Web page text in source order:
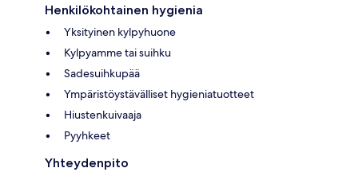
Henkilökohtainen hygienia
Yksityinen kylpyhuone
Kylpyamme tai suihku
Sadesuihkupää
Ympäristöystävälliset hygieniatuotteet
Hiustenkuivaaja
Pyyhkeet
Yhteydenpito